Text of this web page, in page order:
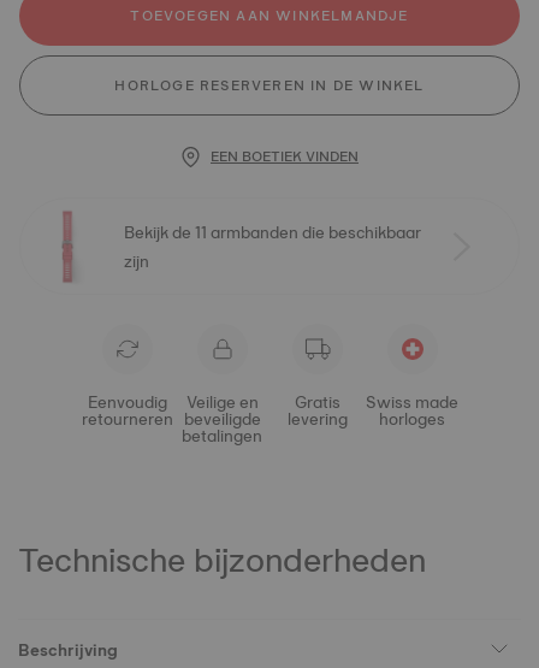
TOEVOEGEN AAN WINKELMANDJE
HORLOGE RESERVEREN IN DE WINKEL
EEN BOETIEK VINDEN
Bekijk de 11 armbanden die beschikbaar
zijn
Eenvoudig
retourneren
Veilige en
beveiligde
betalingen
Gratis
levering
Swiss made
horloges
Technische bijzonderheden
Beschrijving